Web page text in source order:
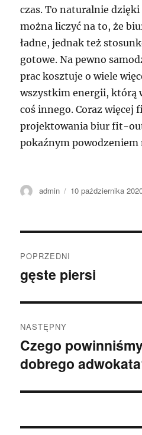
czas. To naturalnie
można liczyć na to, że
ładne, jednak też
gotowe. Na pewno
prac kosztuje o wiele
wszystkim energii, którą
coś innego. Coraz więcej
projektowania biur fit-
pokaźnym powodzeniem
Autor
admin
Data
10 października
wpisu
POPRZEDNI
Poprzedni
gęste piersi
NASTĘPNY
Następny
wpis:
Czego
dobrego